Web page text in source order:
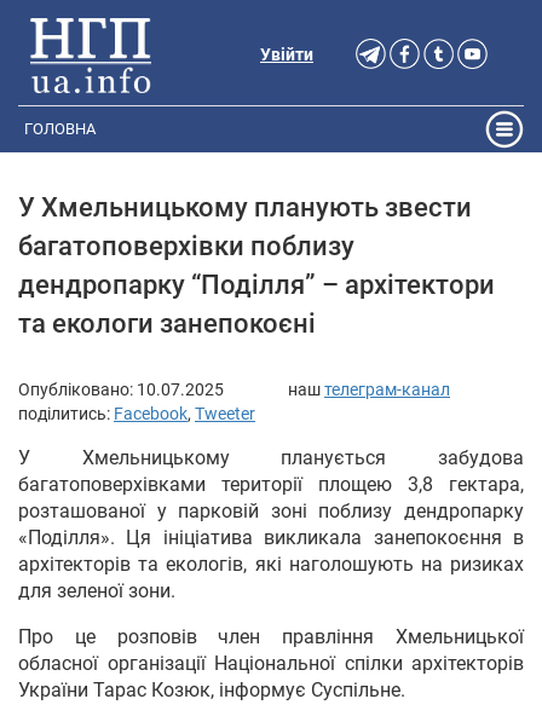
Увійти
ГОЛОВНА
У Хмельницькому планують звести
багатоповерхівки поблизу
дендропарку “Поділля” – архітектори
та екологи занепокоєні
Опубліковано: 10.07.2025 наштелеграм-канал
поділитись: Facebook, Tweeter
У Хмельницькому планується забудова
багатоповерхівками території площею 3,8 гектара,
розташованої у парковій зоні поблизу дендропарку
«Поділля». Ця ініціатива викликала занепокоєння в
архітекторів та екологів, які наголошують на ризиках
для зеленої зони.
Про це розповів член правління Хмельницької
обласної організації Національної спілки архітекторів
України Тарас Козюк, інформує Суспільне.